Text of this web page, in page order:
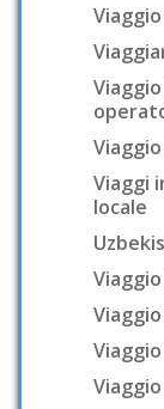
Viaggi
locale